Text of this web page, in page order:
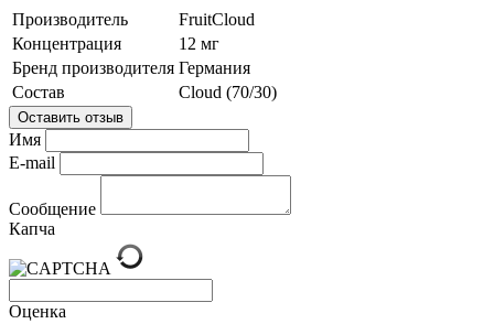
Производитель
FruitCloud
Концентрация
12 мг
Бренд производителя Германия
Состав
Cloud (70/30)
Оставить отзыв
Имя
E-mail
Сообщение
Капча
Оценка